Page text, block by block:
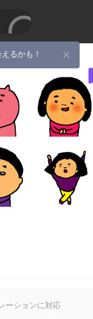
るかも！
ーションに対応